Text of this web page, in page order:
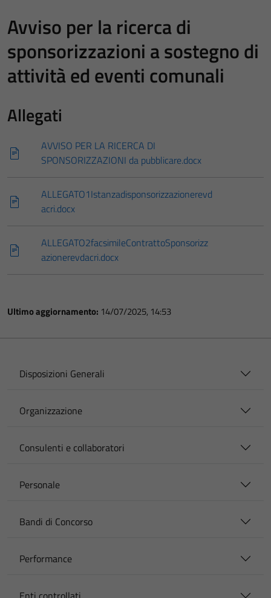
Avviso per la ricerca di
sponsorizzazioni a sostegno di
attività ed eventi comunali
Allegati
AVVISO PER LA RICERCA DI
SPONSORIZZAZIONI da pubblicare.docx
ALLEGATO1Istanzadisponsorizzazionerevd
acri.docx
ALLEGATO2facsimileContrattoSponsorizz
azionerevdacri.docx
Ultimo aggiornamento: 14/07/2025, 14:53
Disposizioni Generali
Organizzazione
Consulenti e collaboratori
Personale
Bandi di Concorso
Performance